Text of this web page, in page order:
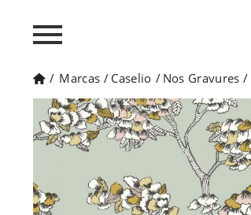
/ Marcas / Caselio / Nos Gravures /